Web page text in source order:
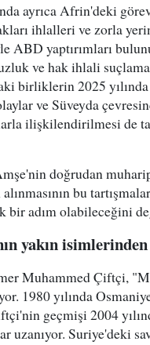
ayrıca Afrin'deki
ihlalleri ve zorla
ABD yaptırımları
ve hak ihlali
birliklerin 2025
ve Süveyda
ilişkilendirilmesi de
doğrudan
bu
bir adım olabileceğini
yakın
Muhammed Çiftçi,
1980 yılında
geçmişi 2004
uzanıyor. Suriye'deki